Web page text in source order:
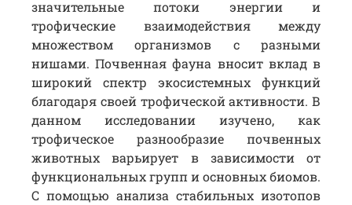
значительные потоки энергии и
трофические взаимодействия между
множеством организмов с разными
нишами. Почвенная фауна вносит вклад в
широкий спектр экосистемных функций
благодаря своей трофической активности. В
данном исследовании изучено, как
трофическое разнообразие почвенных
животных варьирует в зависимости от
функциональных групп и основных биомов.
С помощью анализа стабильных изотопов